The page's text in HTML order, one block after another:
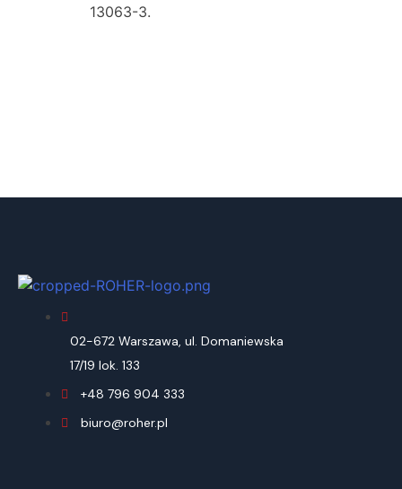
13063-3.
02-672 Warszawa, ul. Domaniewska
17/19 lok. 133
+48 796 904 333
biuro@roher.pl